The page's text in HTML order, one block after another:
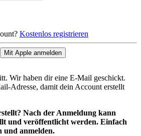
Kostenlos registrieren
Mit Apple anmelden
Wir haben dir eine E-Mail geschickt.
Adresse, damit dein Account erstellt
Nach der Anmeldung kann
und veröffentlicht werden. Einfach
und anmelden.